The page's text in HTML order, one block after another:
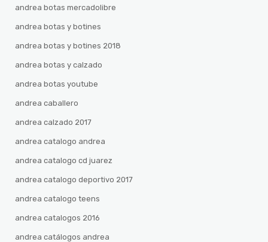
andrea botas mercadolibre
andrea botas y botines
andrea botas y botines 2018
andrea botas y calzado
andrea botas youtube
andrea caballero
andrea calzado 2017
andrea catalogo andrea
andrea catalogo cd juarez
andrea catalogo deportivo 2017
andrea catalogo teens
andrea catalogos 2016
andrea catálogos andrea